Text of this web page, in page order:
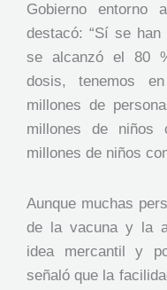
Gobierno entorno
destacó: “Sí se
se alcanzó el 80
dosis, tenemos
millones de
millones de
millones de niños
Aunque muchas
de la vacuna y la
idea mercantil y
señaló que la